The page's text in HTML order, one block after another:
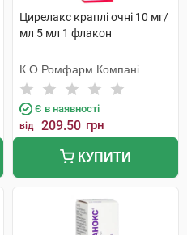
Цирелакс краплі очні 10 мг/
мл 5 мл 1 флакон
К.О.Ромфарм Компані
Є в наявності
від 209.50 грн
КУПИТИ